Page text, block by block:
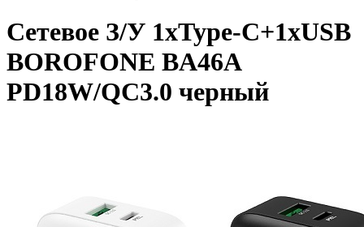
Сетевое З/У 1xType-C+1xUSB
BOROFONE BA46A
PD18W/QC3.0 черный